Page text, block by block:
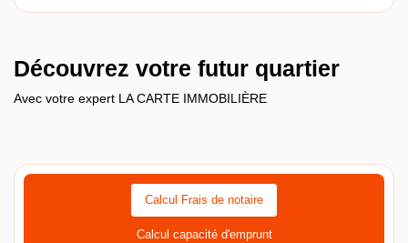
Découvrez votre futur quartier
Avec votre expert LA CARTE IMMOBILIÈRE
Calcul Frais de notaire
Calcul capacité d'emprunt